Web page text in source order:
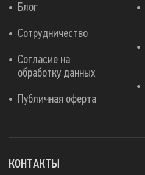
Блог
Сотрудничество
Согласие на
обработку данных
Публичная оферта
КОНТАКТЫ